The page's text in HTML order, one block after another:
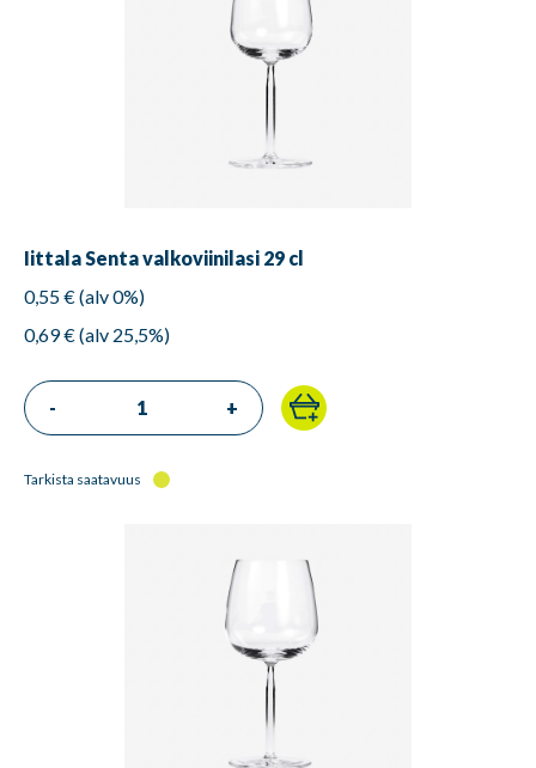
Iittala Senta valkoviinilasi 29 cl
0,55 € (alv 0%)
0,69 € (alv 25,5%)
- +
Tarkista saatavuus